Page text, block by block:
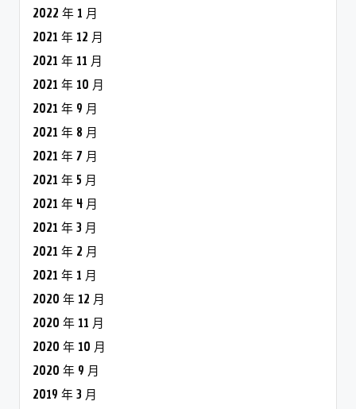
2022 年 1 月
2021 年 12 月
2021 年 11 月
2021 年 10 月
2021 年 9 月
2021 年 8 月
2021 年 7 月
2021 年 5 月
2021 年 4 月
2021 年 3 月
2021 年 2 月
2021 年 1 月
2020 年 12 月
2020 年 11 月
2020 年 10 月
2020 年 9 月
2019 年 3 月